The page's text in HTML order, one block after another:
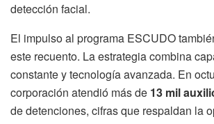
detección facial.
El impulso al programa ESCUDO
este recuento. La estrategia combina
constante y tecnología avanzada. En
corporación atendió más de 13 mil
de detenciones, cifras que respaldan la